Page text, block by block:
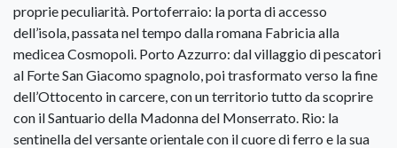
proprie peculiarità. Portoferraio: la porta di accesso
dell’isola, passata nel tempo dalla romana Fabricia alla
medicea Cosmopoli. Porto Azzurro: dal villaggio di pescatori
al Forte San Giacomo spagnolo, poi trasformato verso la fine
dell’Ottocento in carcere, con un territorio tutto da scoprire
con il Santuario della Madonna del Monserrato. Rio: la
sentinella del versante orientale con il cuore di ferro e la sua